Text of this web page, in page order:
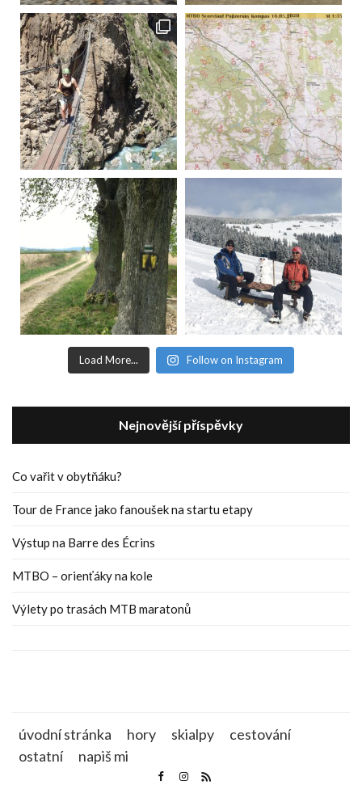
Load More... Follow on Instagram
Nejnovější příspěvky
Co vařit v obytňáku?
Tour de France jako fanoušek na startu etapy
Výstup na Barre des Écrins
MTBO – orienťáky na kole
Výlety po trasách MTB maratonů
úvodní stránka hory skialpy
cestování
ostatní
napiš mi